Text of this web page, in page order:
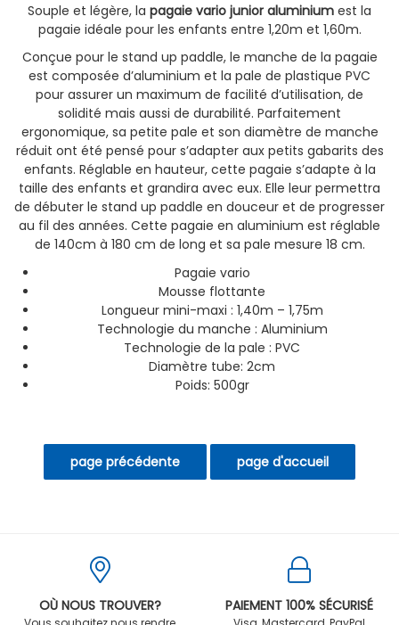
Souple et légère, la pagaie vario junior aluminium est la
pagaie idéale pour les enfants entre 1,20m et 1,60m.
Conçue pour le stand up paddle, le manche de la pagaie
est composée d’aluminium et la pale de plastique PVC
pour assurer un maximum de facilité d’utilisation, de
solidité mais aussi de durabilité. Parfaitement
ergonomique, sa petite pale et son diamètre de manche
réduit ont été pensé pour s’adapter aux petits gabarits des
enfants. Réglable en hauteur, cette pagaie s’adapte à la
taille des enfants et grandira avec eux. Elle leur permettra
de débuter le stand up paddle en douceur et de progresser
au fil des années. Cette pagaie en aluminium est réglable
de 140cm à 180 cm de long et sa pale mesure 18 cm.
Pagaie vario
Mousse flottante
Longueur mini-maxi : 1,40m – 1,75m
Technologie du manche : Aluminium
Technologie de la pale : PVC
Diamètre tube: 2cm
Poids: 500gr
OÙ NOUS TROUVER? PAIEMENT 100% SÉCURISÉ